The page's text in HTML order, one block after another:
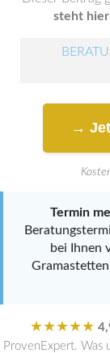
steht hier
→
Termin
bei Ihnen
★★★★★
ProvenExpert. Was